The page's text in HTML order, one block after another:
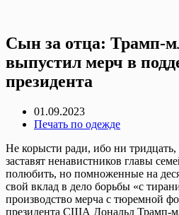
Сын за отца: Трамп-
выпустил мерч в
президента
01.09.2023
Печать по одежде
Не корысти ради, ибо ни тридцать,
заставят ненавистников главы
полюбить, но помноженные на
свой вклад в дело борьбы «с
производство мерча с тюремной
президента США Дональд Трамп-